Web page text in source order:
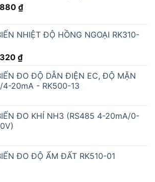
₫
NHIỆT ĐỘ HỒNG NGOẠI RK310-
₫
ĐO ĐỘ DẪN ĐIỆN EC, ĐỘ MẶN
4-20mA - RK500-13
ĐO KHÍ NH3 (RS485 4-20mA/0-
ĐO ĐỘ ẨM ĐẤT RK510-01